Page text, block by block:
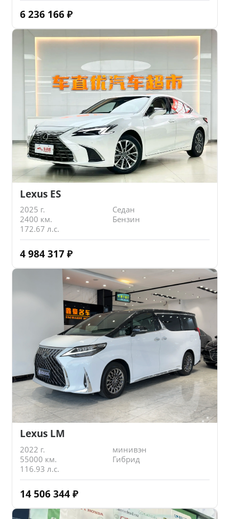
6 236 166 ₽
Lexus ES
2025 г.
Седан
2400 км.
Бензин
172.67 л.с.
4 984 317 ₽
Lexus LM
2022 г.
минивэн
55000 км.
Гибрид
116.93 л.с.
14 506 344 ₽